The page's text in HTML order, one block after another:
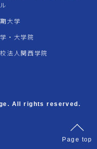
大学
・大学院
法人関西学院
All rights reserved.